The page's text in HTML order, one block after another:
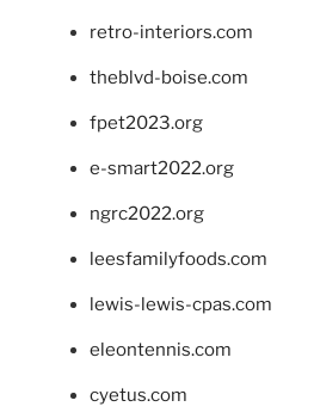
retro-interiors.com
theblvd-boise.com
fpet2023.org
e-smart2022.org
ngrc2022.org
leesfamilyfoods.com
lewis-lewis-cpas.com
eleontennis.com
cyetus.com